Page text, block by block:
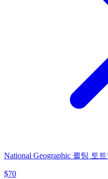
National Geographic 퀼팅 토
$70